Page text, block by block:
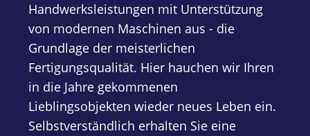
Handwerksleistungen mit Unterstützung
von modernen Maschinen aus - die
Grundlage der meisterlichen
Fertigungsqualität. Hier hauchen wir Ihren
in die Jahre gekommenen
Lieblingsobjekten wieder neues Leben ein.
Selbstverständlich erhalten Sie eine